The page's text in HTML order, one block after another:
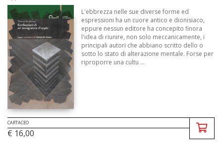
L'ebbrezza nelle sue diverse forme ed
espressioni ha un cuore antico e dionisiaco,
eppure nessun editore ha concepito finora
l'idea di riunire, non solo meccanicamente, i
principali autori che abbiano scritto dello o
sotto lo stato di alterazione mentale. Forse per
riproporre una cultu ...
CARTACEO
€ 16,00